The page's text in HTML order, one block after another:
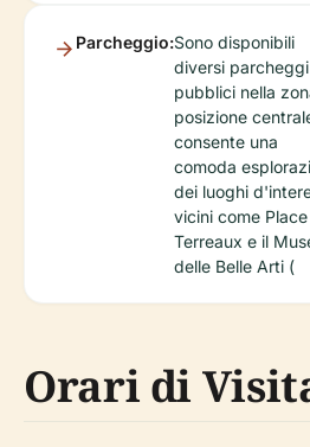
Parcheggio:Sono disponibili
diversi parcheggi
pubblici nella
posizione
consente una
comoda
dei luoghi
vicini come
Terreaux e il
delle Belle Arti (
Orari di